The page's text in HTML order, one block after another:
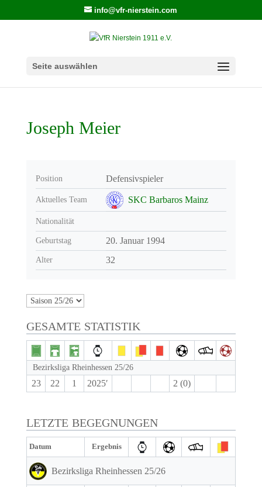
info@vfr-nierstein.com
Seite auswählen
Joseph Meier
Position Defensivspieler
Aktuelles Team SKC Barbaros Mainz
Nationalität
Geburtstag 20. Januar 1994
Alter 32
GESAMTE STATISTIK
Bezirksliga Rheinhessen 25/26
23 22 1 2025′ 2 (0)
LETZTE BEGEGNUNGEN
Datum Ergebnis
Bezirksliga Rheinhessen 25/26